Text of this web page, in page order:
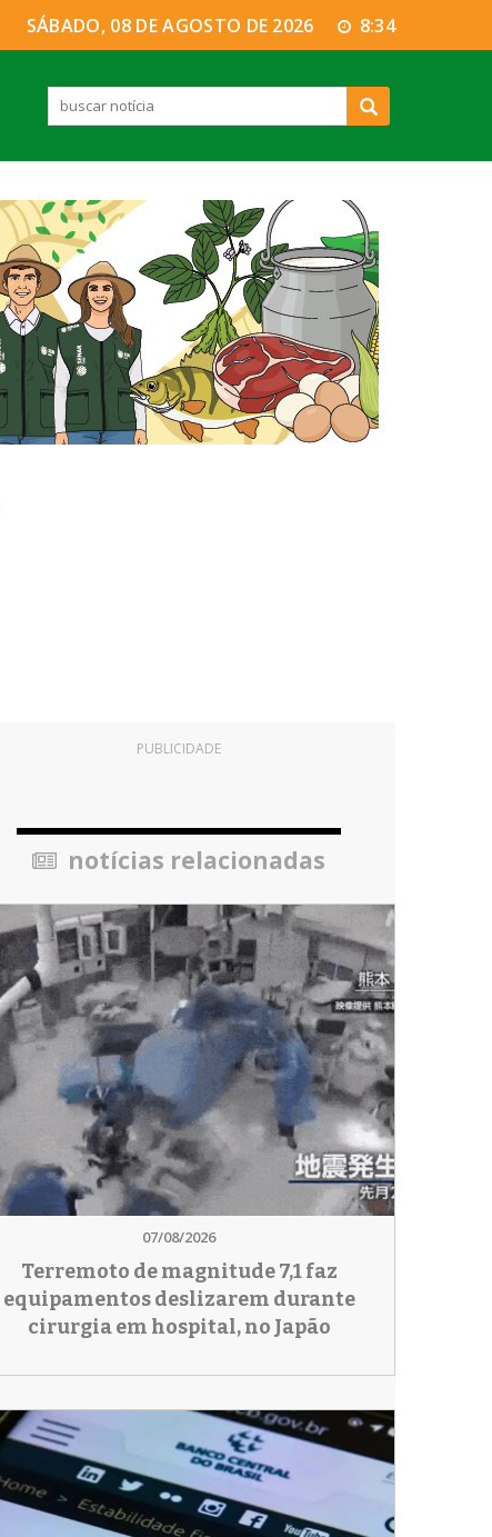
SÁBADO, 08 DE AGOSTO DE 2026 8:34
PUBLICIDADE
notícias relacionadas
07/08/2026
Terremoto de magnitude 7,1 faz
equipamentos deslizarem durante
cirurgia em hospital, no Japão